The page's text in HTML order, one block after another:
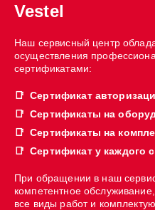
Vestel
Наш сервисный центр
осуществления
сертификатами:
Сертификат
Сертификаты на
Сертификаты на
Сертификат у каждого
При обращении в наш
компетентное
все виды работ и